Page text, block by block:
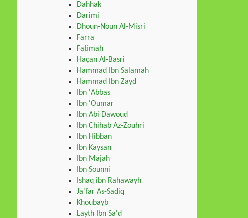
Dahhak
Darimi
Dhoun-Noun Al-Misri
Farra
Fatimah
Haçan Al-Basri
Hammad Ibn Salamah
Hammad Ibn Zayd
Ibn 'Abbas
Ibn 'Oumar
Ibn Abi Dawoud
Ibn Chihab Az-Zouhri
Ibn Hibban
Ibn Kaysan
Ibn Majah
Ibn Sounni
Ishaq ibn Rahawayh
Ja'far As-Sadiq
Khoubayb
Layth Ibn Sa'd